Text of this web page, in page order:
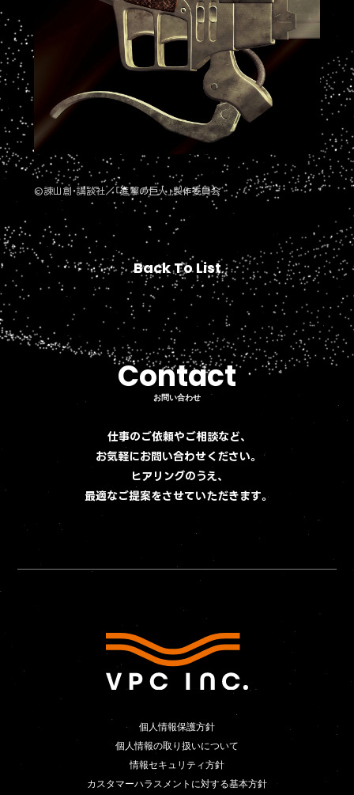
©諫山創・講談社／「進撃の巨人」製作委員会
Back To List
Back To List
Contact
Contact
お問い合わせ
仕事のご依頼やご相談など、
お気軽にお問い合わせください。
ヒアリングのうえ、
最適なご提案をさせていただきます。
個人情報保護方針
個人情報保護方針
個人情報の取り扱いについて
個人情報の取り扱いについて
情報セキュリティ方針
カスタマーハラスメントに対する基本方針